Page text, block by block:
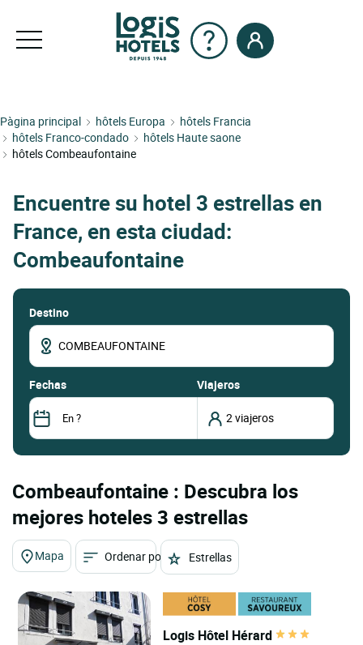
Pàgina principal hôtels Europa
hôtels Francia
hôtels Franco-condado
hôtels Haute saone
hôtels Combeaufontaine
Encuentre su hotel 3 estrellas en
France, en esta ciudad:
Combeaufontaine
Destino
fechas Viajeros
Combeaufontaine : Descubra los
mejores hoteles 3 estrellas
Mapa Ordenar por Estrellas
Logis Hôtel Hérard